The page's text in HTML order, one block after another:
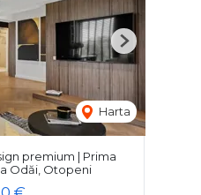
Harta
Next
premium | Prima
Odăi, Otopeni